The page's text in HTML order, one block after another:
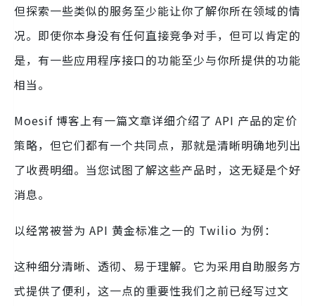
但探索一些类似的服务至少能让你了解你所在领域的情
况。即使你本身没有任何直接竞争对手，但可以肯定的
是，有一些应用程序接口的功能至少与你所提供的功能
相当。
Moesif 博客上有一篇文章详细介绍了 API 产品的定价
策略，但它们都有一个共同点，那就是清晰明确地列出
了收费明细。当您试图了解这些产品时，这无疑是个好
消息。
以经常被誉为 API 黄金标准之一的 Twilio 为例：
这种细分清晰、透彻、易于理解。它为采用自助服务方
式提供了便利，这一点的重要性我们之前已经写过文